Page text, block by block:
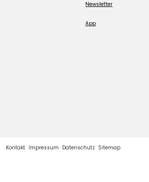
Newsletter
App
Kontakt Impressum Datenschutz Sitemap